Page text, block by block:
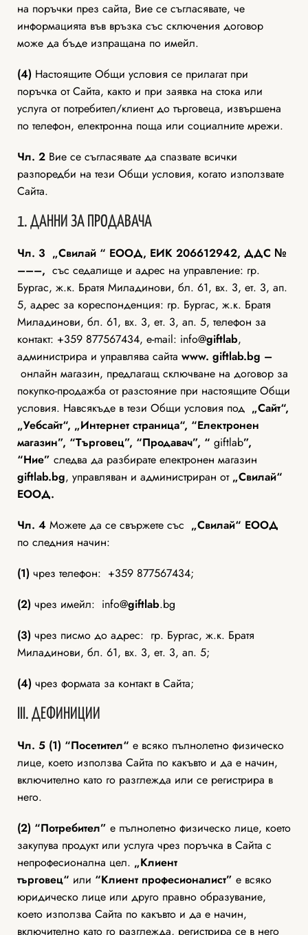
на поръчки през сайта, Вие се съгласявате, че
информацията във връзка със сключения договор
може да бъде изпращана по имейл.
(4) Настоящите Общи условия се прилагат при
поръчка от Сайта, както и при заявка на стока или
услуга от потребител/клиент до търговеца, извършена
по телефон, електронна поща или социалните мрежи.
Чл. 2 Вие се съгласявате да спазвате всички
разпоредби на тези Общи условия, когато използвате
Сайта.
1. ДАННИ ЗА ПРОДАВАЧА
Чл. 3 „Свилай “ ЕООД, ЕИК 206612942, ДДС №
–––, със седалище и адрес на управление: гр.
Бургас, ж.к. Братя Миладинови, бл. 61, вх. 3, ет. 3, ап.
5, адрес за кореспонденция: гр. Бургас, ж.к. Братя
Миладинови, бл. 61, вх. 3, ет. 3, ап. 5, телефон за
контакт: +359 877567434, e-mail: info@giftlab,
администрира и управлява сайта www. giftlab.bg –
онлайн магазин, предлагащ сключване на договор за
покупко-продажба от разстояние при настоящите Общи
условия. Навсякъде в тези Общи условия под „Сайт“,
„Уебсайт“, „Интернет страница“, “Електронен
магазин”, “Tърговец”, “Продавач”, “ giftlab”,
“Ние” следва да разбирате електронен магазин
giftlab.bg, управляван и администриран от„Свилай“
ЕООД.
Чл. 4 Можете да се свържете със „Свилай“ ЕООД
по следния начин:
(1) чрез телефон: +359 877567434;
(2) чрез имейл: info@giftlab.bg
(3) чрез писмо до адрес: гр. Бургас, ж.к. Братя
Миладинови, бл. 61, вх. 3, ет. 3, ап. 5;
(4) чрез формата за контакт в Сайта;
III. ДЕФИНИЦИИ
Чл. 5 (1) “Посетител“ е всяко пълнолетно физическо
лице, което използва Сайта по какъвто и да е начин,
включително като го разглежда или се регистрира в
него.
(2) “Потребител” е пълнолетно физическо лице, което
закупува продукт или услуга чрез поръчка в Сайта с
непрофесионална цел. „Клиент
търговец“ или “Клиент професионалист” е всяко
юридическо лице или друго правно образувание,
което използва Сайта по какъвто и да е начин,
включително като го разглежда, регистрира се в него